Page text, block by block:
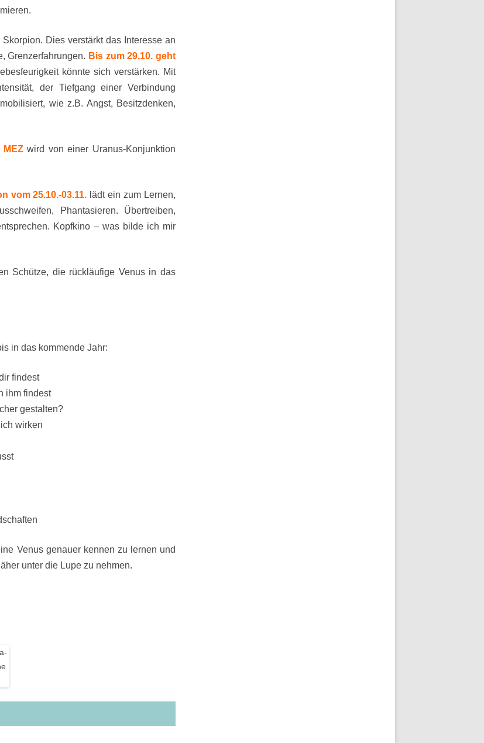
Dies verstärkt das Interesse an
Grenzerfahrungen. Bis zum 29.10. geht
könnte sich verstärken. Mit
der Tiefgang einer Verbindung
wie z.B. Angst, Besitzdenken,
wird von einer Uranus-Konjunktion
vom 25.10.-03.11. lädt ein zum Lernen,
Phantasieren. Übertreiben,
Kopfkino – was bilde ich mir
Schütze, die rückläufige Venus in das
in das kommende Jahr:
findest
ihm findest
gestalten?
wirken
Venus genauer kennen zu lernen und
unter die Lupe zu nehmen.